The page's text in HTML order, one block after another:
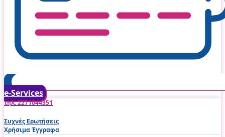
e-Services
τηλ: 2271044351
Συχνές Ερωτήσεις
Χρήσιμα Έγγραφα